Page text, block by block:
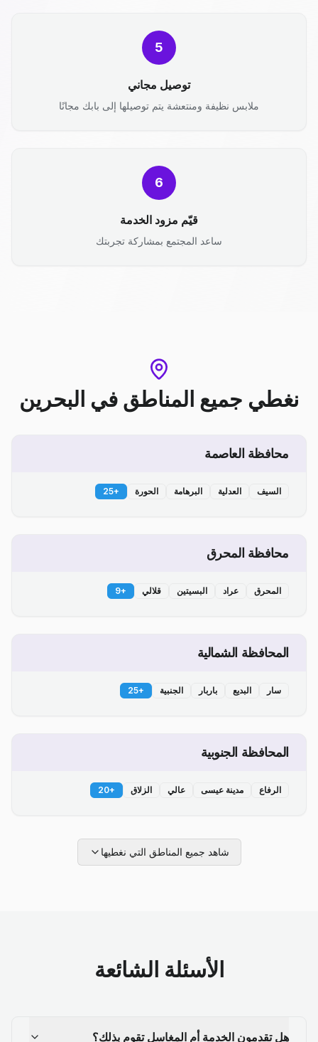
5
توصيل مجاني
ملابس نظيفة ومنتعشة يتم توصيلها إلى بابك مجانًا
6
قيّم مزود الخدمة
ساعد المجتمع بمشاركة تجربتك
نغطي جميع المناطق في البحرين
محافظة العاصمة
السيف العدلية البرهامة الحورة +
25
محافظة المحرق
المحرق عراد البسيتين قلالي +
9
المحافظة الشمالية
سار البديع باربار الجنبية +
25
المحافظة الجنوبية
الرفاع مدينة عيسى عالي الزلاق +
20
شاهد جميع المناطق التي نغطيها
الأسئلة الشائعة
هل تقدمون الخدمة أم المغاسل تقوم بذلك؟